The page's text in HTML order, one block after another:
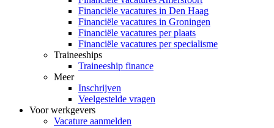
Financiële vacatures in Den Haag
Financiële vacatures in Groningen
Financiële vacatures per plaats
Financiële vacatures per specialisme
Traineeships
Traineeship finance
Meer
Inschrijven
Veelgestelde vragen
Voor werkgevers
Vacature aanmelden